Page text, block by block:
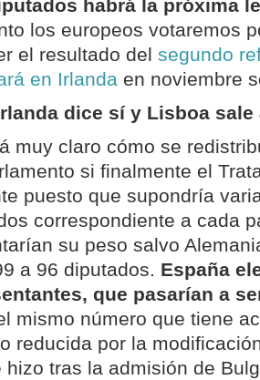
habrá la próxima
los europeos votaremos
el resultado del segundo
en Irlanda en noviembre
dice sí y Lisboa sale
muy claro cómo se
si finalmente el
puesto que supondría
correspondiente a cada
su peso salvo
a 96 diputados. España
que pasarían a
mismo número que tiene
reducida por la
hizo tras la admisión de